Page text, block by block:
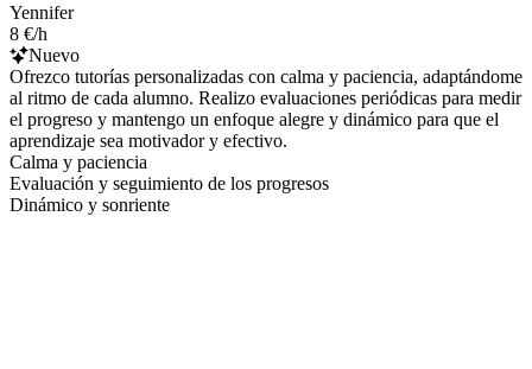
Yennifer
8 €/h
Nuevo
Ofrezco tutorías personalizadas con calma y paciencia, adaptándome
al ritmo de cada alumno. Realizo evaluaciones periódicas para medir
el progreso y mantengo un enfoque alegre y dinámico para que el
aprendizaje sea motivador y efectivo.
Calma y paciencia
Evaluación y seguimiento de los progresos
Dinámico y sonriente